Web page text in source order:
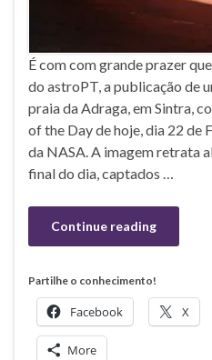
É com com grande prazer
do astroPT, a publicação de
praia da Adraga, em Sintra,
of the Day de hoje, dia 22 de
da NASA. A imagem retrata
final do dia, captados …
Continue reading
Partilhe o conhecimento!
Facebook X
More